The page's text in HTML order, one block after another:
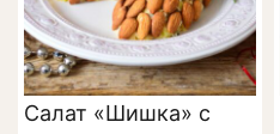
Салат «Шишка» с